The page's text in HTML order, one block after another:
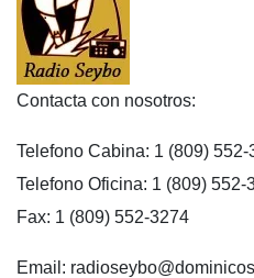
Contacta con nosotros:
Telefono Cabina: 1 (809) 552-
Telefono Oficina: 1 (809) 552-
Fax: 1 (809) 552-3274
Email: